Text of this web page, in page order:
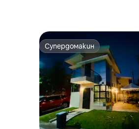
Супердомакин
Супердомакин